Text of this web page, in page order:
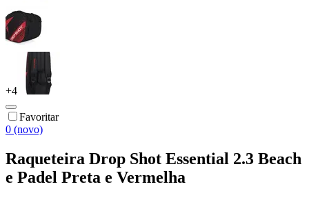
+4
Favoritar
0 (novo)
Raqueteira Drop Shot Essential 2.3 Beach
e Padel Preta e Vermelha